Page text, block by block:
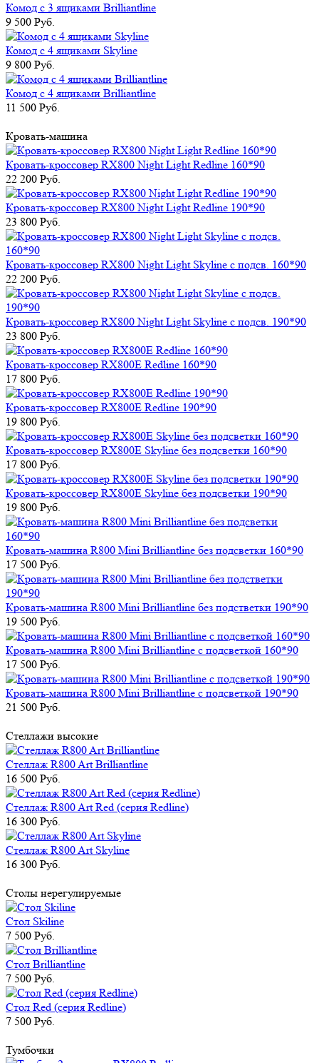
Комод с 3 ящиками Brilliantline
9 500 Руб.
Комод с 4 ящиками Skyline
9 800 Руб.
Комод с 4 ящиками Brilliantline
11 500 Руб.
Кровать-машина
Кровать-кроссовер RX800 Night Light Redline 160*90
22 200 Руб.
Кровать-кроссовер RX800 Night Light Redline 190*90
23 800 Руб.
Кровать-кроссовер RX800 Night Light Skyline с подсв. 160*90
22 200 Руб.
Кровать-кроссовер RX800 Night Light Skyline с подсв. 190*90
23 800 Руб.
Кровать-кроссовер RХ800Е Redline 160*90
17 800 Руб.
Кровать-кроссовер RХ800Е Redline 190*90
19 800 Руб.
Кровать-кроссовер RХ800Е Skyline без подсветки 160*90
17 800 Руб.
Кровать-кроссовер RХ800Е Skyline без подсветки 190*90
19 800 Руб.
Кровать-машина R800 Mini Brilliantline без подсветки 160*90
17 500 Руб.
Кровать-машина R800 Mini Brilliantline без подстветки 190*90
19 500 Руб.
Кровать-машина R800 Mini Brilliantline с подсветкой 160*90
17 500 Руб.
Кровать-машина R800 Mini Brilliantline с подсветкой 190*90
21 500 Руб.
Стеллажи высокие
Стеллаж R800 Art Brilliantline
16 500 Руб.
Стеллаж R800 Art Red (серия Redline)
16 300 Руб.
Стеллаж R800 Art Skyline
16 300 Руб.
Столы нерегулируемые
Стол Skiline
7 500 Руб.
Стол Brilliantline
7 500 Руб.
Стол Red (серия Redline)
7 500 Руб.
Тумбочки